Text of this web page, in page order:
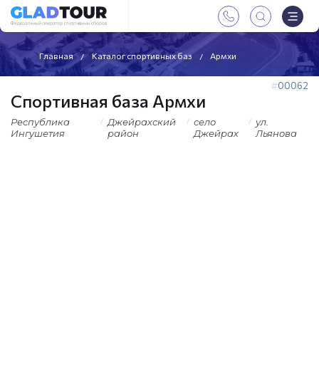
Главная Каталог спортивных баз Армхи
00062
Спортивная база Армхи
Республика
Ингушетия
Джейрахский
район
село
Джейрах
ул.
Льянова